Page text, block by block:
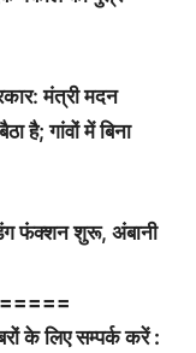
मंत्री मदन
है; गांवों में बिना
फंक्शन शुरू, अंबानी
के लिए सम्पर्क करें :